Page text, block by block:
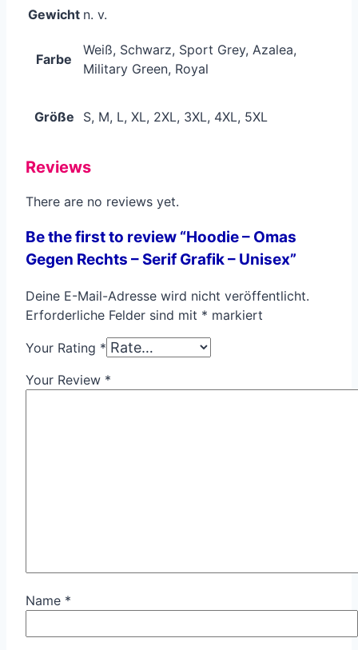
Gewicht n. v.
Farbe
Weiß, Schwarz, Sport Grey, Azalea,
Military Green, Royal
Größe S, M, L, XL, 2XL, 3XL, 4XL, 5XL
Reviews
There are no reviews yet.
Be the first to review “Hoodie – Omas
Gegen Rechts – Serif Grafik – Unisex”
Deine E-Mail-Adresse wird nicht veröffentlicht.
Erforderliche Felder sind mit * markiert
Your Rating *
Your Review *
Name *